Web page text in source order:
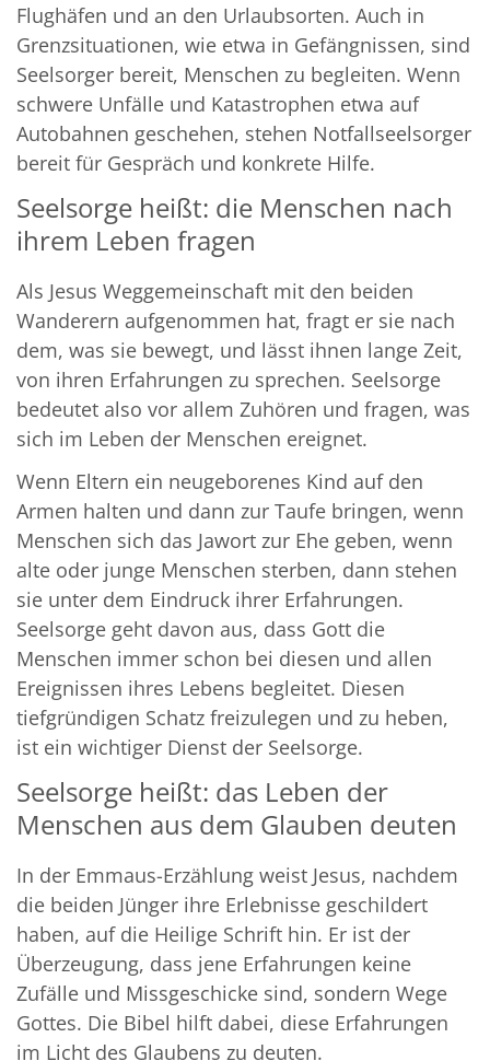
Flughäfen und an den Urlaubsorten. Auch in
Grenzsituationen, wie etwa in Gefängnissen, sind
Seelsorger bereit, Menschen zu begleiten. Wenn
schwere Unfälle und Katastrophen etwa auf
Autobahnen geschehen, stehen Notfallseelsorger
bereit für Gespräch und konkrete Hilfe.
Seelsorge heißt: die Menschen nach
ihrem Leben fragen
Als Jesus Weggemeinschaft mit den beiden
Wanderern aufgenommen hat, fragt er sie nach
dem, was sie bewegt, und lässt ihnen lange Zeit,
von ihren Erfahrungen zu sprechen. Seelsorge
bedeutet also vor allem Zuhören und fragen, was
sich im Leben der Menschen ereignet.
Wenn Eltern ein neugeborenes Kind auf den
Armen halten und dann zur Taufe bringen, wenn
Menschen sich das Jawort zur Ehe geben, wenn
alte oder junge Menschen sterben, dann stehen
sie unter dem Eindruck ihrer Erfahrungen.
Seelsorge geht davon aus, dass Gott die
Menschen immer schon bei diesen und allen
Ereignissen ihres Lebens begleitet. Diesen
tiefgründigen Schatz freizulegen und zu heben,
ist ein wichtiger Dienst der Seelsorge.
Seelsorge heißt: das Leben der
Menschen aus dem Glauben deuten
In der Emmaus-Erzählung weist Jesus, nachdem
die beiden Jünger ihre Erlebnisse geschildert
haben, auf die Heilige Schrift hin. Er ist der
Überzeugung, dass jene Erfahrungen keine
Zufälle und Missgeschicke sind, sondern Wege
Gottes. Die Bibel hilft dabei, diese Erfahrungen
im Licht des Glaubens zu deuten.